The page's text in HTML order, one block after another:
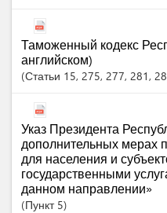
Таможенный кодекс
английском)
Статьи 15, 275, 277, 281 ,
Указ Президента
дополнительных мерах
для населения и
государственными
данном направлении»
Пункт 5